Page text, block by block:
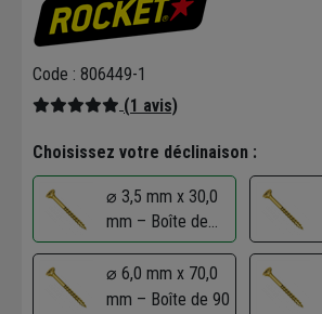
Code : 806449-1
(1 avis)
Choisissez votre déclinaison :
⌀ 3,5 mm x 30,0
mm – Boîte de
230
⌀ 6,0 mm x 70,0
mm – Boîte de 90